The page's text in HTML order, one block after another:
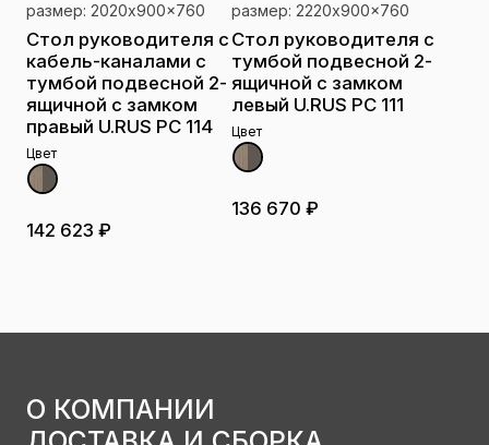
размер: 2020x900x760
Стол руководителя с
кабель-каналами с
тумбой подвесной 2-
ящичной с замком
правый U.RUS РС 114
Цвет
142 623 ₽
размер: 2220x900x760
Стол руководителя с
тумбой подвесной 2-
ящичной с замком
левый U.RUS РС 111
Цвет
136 670 ₽
О КОМПАНИИ